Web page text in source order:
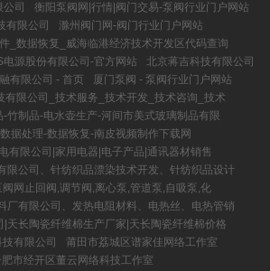
司
衡阳泵阀网|行情|阀门交易-泵阀行业门户网站
有限公司
滁州阀门网-阀门行业门户网站
_数据恢复_威海临港经济技术开发区代码查询
源股份有限公司-官方网站
北京蒋吉科技有限公司
有限公司 - 首页
厦门泵阀 - 泵阀行业门户网站
有限公司_技术服务_技术开发_技术咨询_技术
竹制品-电水壶生产-河间市美式玻璃制品有限
据处理-数据恢复-南皮视频制作下载网
有限公司|家用电器|电子产品|通讯器材销售
限公司、针纺织品漂染技术开发、针纺织品设计
网止回阀,调节阀,离心泵,管道泵,自吸泵,化
厂有限公司、发热电阻材料、电热丝、电热管销
|天长陶瓷纤维棉生产厂家|天长陶瓷纤维棉价格
有限公司
莆田市荔城区谱家佳网络工作室
市经开区董云网络科技工作室